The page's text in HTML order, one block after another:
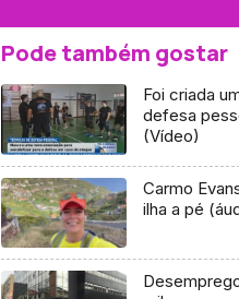
Pode também gostar
Foi criada
defesa
(Vídeo)
Carmo
ilha a pé